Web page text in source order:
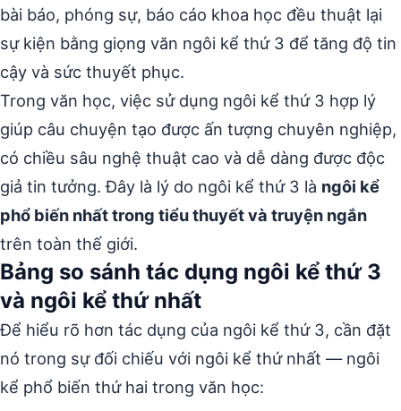
bài báo, phóng sự, báo cáo khoa học đều thuật lại
sự kiện bằng giọng văn ngôi kể thứ 3 để tăng độ tin
cậy và sức thuyết phục.
Trong văn học, việc sử dụng ngôi kể thứ 3 hợp lý
giúp câu chuyện tạo được ấn tượng chuyên nghiệp,
có chiều sâu nghệ thuật cao và dễ dàng được độc
giả tin tưởng. Đây là lý do ngôi kể thứ 3 là ngôi kể
phổ biến nhất trong tiểu thuyết và truyện ngắn
trên toàn thế giới.
Bảng so sánh tác dụng ngôi kể thứ 3
và ngôi kể thứ nhất
Để hiểu rõ hơn tác dụng của ngôi kể thứ 3, cần đặt
nó trong sự đối chiếu với ngôi kể thứ nhất — ngôi
kể phổ biến thứ hai trong văn học: